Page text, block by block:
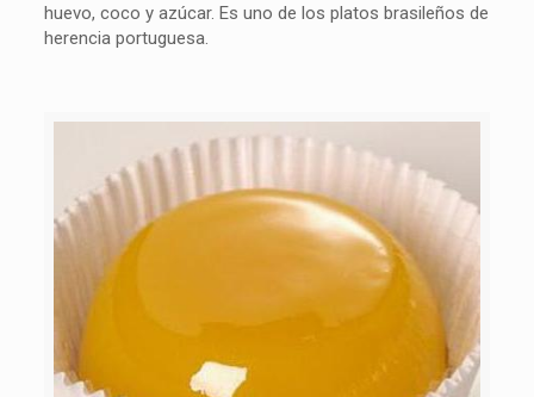
huevo, coco y azúcar. Es uno de los platos brasileños de
herencia portuguesa.